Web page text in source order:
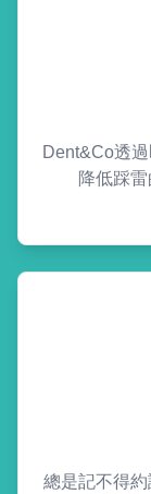
Dent&Co透
降低踩
總是記不得